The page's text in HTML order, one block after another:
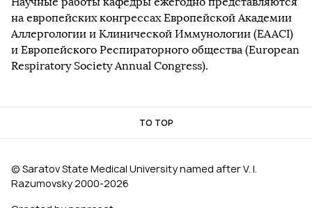
на европейских конгрессах Европейской Академии
Аллергологии и Клинической Иммунологии (EAACI)
и Европейского Респираторного общества (European
Respiratory Society Annual Congress).
TO TOP
© Saratov State Medical University named after V. I.
Razumovsky 2000‑2026